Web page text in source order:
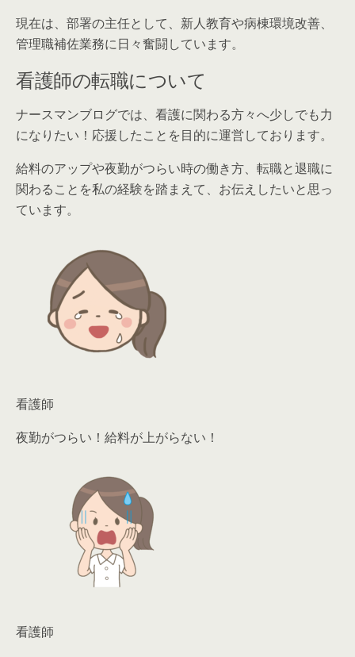
現在は、部署の主任として、新人教育や病棟環境改善、
管理職補佐業務に日々奮闘しています。
看護師の転職について
ナースマンブログでは、看護に関わる方々へ少しでも力
になりたい！応援したことを目的に運営しております。
給料のアップや夜勤がつらい時の働き方、転職と退職に
関わることを私の経験を踏まえて、お伝えしたいと思っ
ています。
看護師
夜勤がつらい！給料が上がらない！
看護師